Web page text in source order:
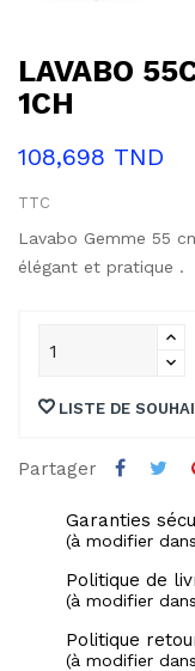
LAVABO
1CH
108,698 TND
TTC
Lavabo Gemme 55
élégant et pratique .
LISTE DE
Partager
Garanties
(à modifier
Politique de
(à modifier
Politique
(à modifier